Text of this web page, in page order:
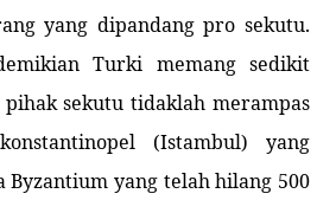
yang dipandang pro sekutu.
Turki memang sedikit
sekutu tidaklah merampas
(Istambul) yang
Byzantium yang telah hilang 500